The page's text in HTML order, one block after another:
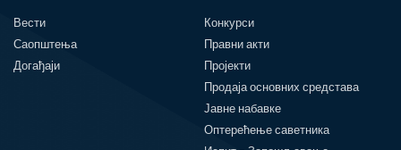
Вести
Саопштења
Догађаји
Конкурси
Правни акти
Пројекти
Продаја основних средстава
Јавне набавке
Оптерећење саветника